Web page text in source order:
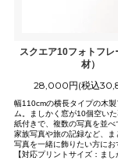
スクエア10フォトフレ
材）
28,000円(税込
幅110cmの横長タイプの木製
ム。ましかく窓が10個空い
紙付きで、複数の写真を並べ
家族写真や旅の記録など、ま
写真を一緒に飾りたい方にお
【対応プリントサイズ：まし